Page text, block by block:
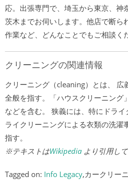
応。出張専門で、埼玉から東京、神
茨木までお伺いします。他店で断ら
作業など、どんなことでもご相談く
クリーニングの関連情報
クリーニング（cleaning）とは、 広
全般を指す。「ハウスクリーニング
などを含む。 狭義には、特にドラ
ライクリーニングによる衣類の洗濯
指す。
※テキストはWikipedia より引用して
Tagged on: Info Legacy,カークリー